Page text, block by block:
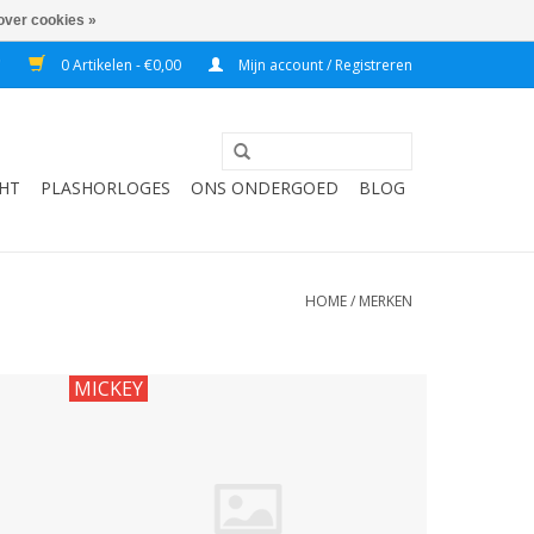
0 Artikelen - €0,00 Mijn account / Registreren
PLASHORLOGES ONS ONDERGOED BLOG
HOME/ MERKEN
MICKEY
cookies »